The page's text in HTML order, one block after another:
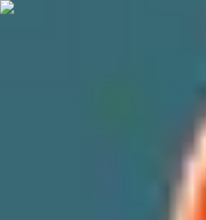
Atlas Géographique